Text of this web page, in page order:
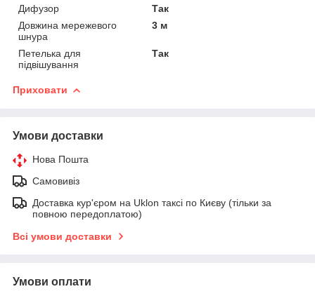
Дифузор
Так
Довжина мережевого
шнура
3 м
Петелька для
підвішування
Так
Приховати
Умови доставки
Нова Пошта
Самовивіз
Доставка кур'єром на Uklon таксі по Києву (тільки за
повною передоплатою)
Всі умови доставки
Умови оплати